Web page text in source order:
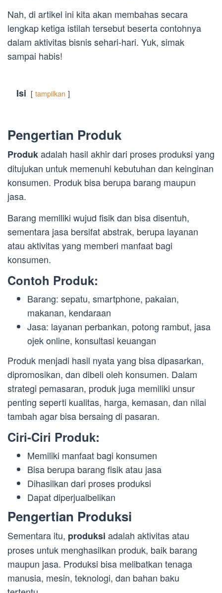
Nah, di artikel ini kita akan membahas secara
lengkap ketiga istilah tersebut beserta contohnya
dalam aktivitas bisnis sehari-hari. Yuk, simak
sampai habis!
Isi tampilkan
Pengertian Produk
Produkadalah hasil akhir dari proses produksi yang
ditujukan untuk memenuhi kebutuhan dan keinginan
konsumen. Produk bisa berupa barang maupun
jasa.
Barang memiliki wujud fisik dan bisa disentuh,
sementara jasa bersifat abstrak, berupa layanan
atau aktivitas yang memberi manfaat bagi
konsumen.
Contoh Produk:
Barang: sepatu, smartphone, pakaian,
makanan, kendaraan
Jasa: layanan perbankan, potong rambut, jasa
ojek online, konsultasi keuangan
Produk menjadi hasil nyata yang bisa dipasarkan,
dipromosikan, dan dibeli oleh konsumen. Dalam
strategi pemasaran, produk juga memiliki unsur
penting seperti kualitas, harga, kemasan, dan nilai
tambah agar bisa bersaing di pasaran.
Ciri-Ciri Produk:
Memiliki manfaat bagi konsumen
Bisa berupa barang fisik atau jasa
Dihasilkan dari proses produksi
Dapat diperjualbelikan
Pengertian Produksi
Sementara itu, produksi adalah aktivitas atau
proses untuk menghasilkan produk, baik barang
maupun jasa. Produksi bisa melibatkan tenaga
manusia, mesin, teknologi, dan bahan baku